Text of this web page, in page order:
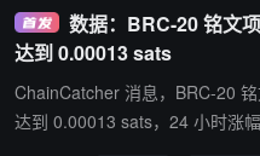
数据：BRC-20 铭文
达到 0.00013 sats
ChainCatcher 消息，BRC-20
达到 0.00013 sats，24 小时涨